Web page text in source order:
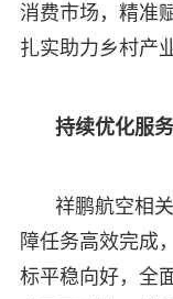
消费市场，精准
扎实助力乡村产
持续优化服
祥鹏航空相
障任务高效完成
标平稳向好，全